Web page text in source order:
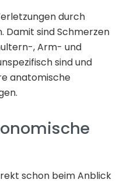
durch
Damit sind Schmerzen
, Arm- und
sind und
anatomische
schon beim Anblick